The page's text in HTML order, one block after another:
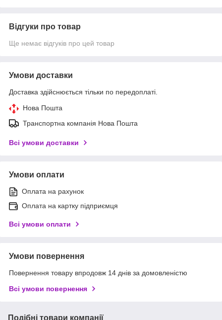
Відгуки про товар
Ще немає відгуків про цей товар
Умови доставки
Доставка здійснюється тільки по передоплаті.
Нова Пошта
Транспортна компанія Нова Пошта
Всі умови доставки
Умови оплати
Оплата на рахунок
Оплата на картку підприємця
Всі умови оплати
Умови повернення
Повернення товару впродовж 14 днів за домовленістю
Всі умови повернення
Подібні товари компанії